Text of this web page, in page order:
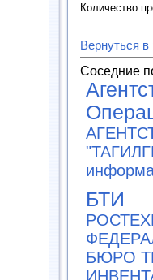
Количество
Вернуться
Соседние
БТИ
БЮРО